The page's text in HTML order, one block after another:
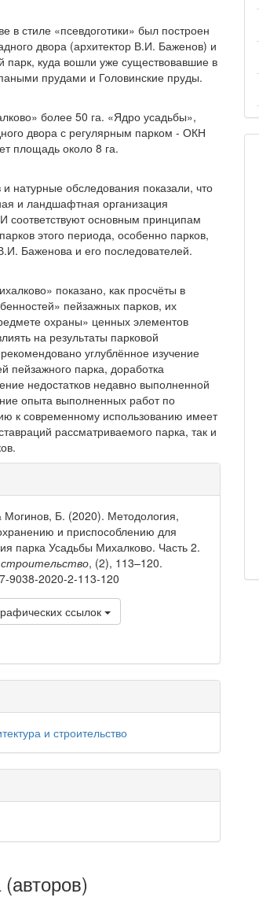
в стиле «псевдоготики» был построен
двора (архитектор В.И. Баженов) и
куда вошли уже существовавшие в
прудами и Головинские пруды.
более 50 га. «Ядро усадьбы»,
двора с регулярным парком - ОКН
площадь около 8 га.
натурные обследования показали, что
и ландшафтная организация
соответствуют основным принципам
этого периода, особенно парков,
Баженова и его последователей.
показано, как про­счёты в
пейзажных парков, их
охраны» цен­ных элементов
на резуль­таты парковой
углублённое изучение
пей­зажного парка, доработка
недостатков недавно выполненной
опыта выполненных работ по
к современному использованию имеет
рассматриваемого парка, так и
Б. (2020). Методология,
и приспособлению для
парка Усадьбы Михалково. Часть 2.
, (2), 113–120.
9038-2020-2-113-120
ссылок
и строительство